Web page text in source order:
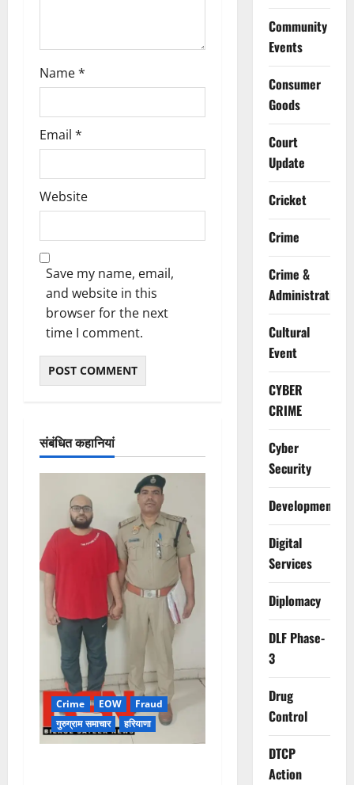
Name*
Email *
Website
Save my name, email,
and website in this
browser for the next
time I comment.
संबंधित कहानियां
Crime EOW
Fraud
गुरुग्राम समाचार
हरियाणा
Community
Events
Consumer
Goods
Court
Update
Cricket
Crime
Crime &
Administration
Cultural
Event
CYBER
CRIME
Cyber
Security
Development
Digital
Services
Diplomacy
DLF Phase-
3
Drug
Control
DTCP
Action